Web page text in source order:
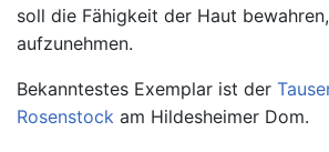
soll die Fähigkeit der Haut
aufzunehmen.
Bekanntestes Exemplar ist der
Rosenstock am Hildesheimer Dom.